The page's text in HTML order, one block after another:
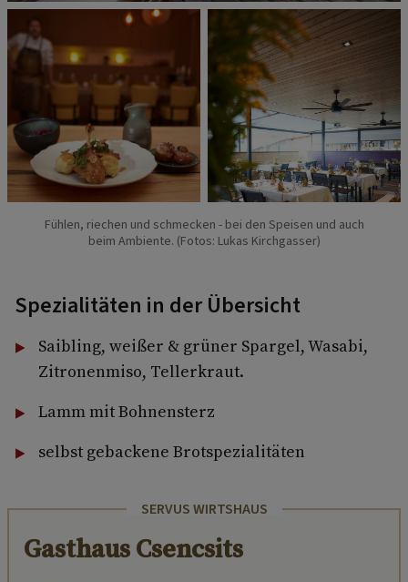
Fühlen, riechen und schmecken - bei den Speisen und auch
beim Ambiente. (Fotos: Lukas Kirchgasser)
Spezialitäten in der Übersicht
Saibling, weißer & grüner Spargel, Wasabi,
Zitronenmiso, Tellerkraut.
Lamm mit Bohnensterz
selbst gebackene Brotspezialitäten
SERVUS WIRTSHAUS
Gasthaus Csencsits